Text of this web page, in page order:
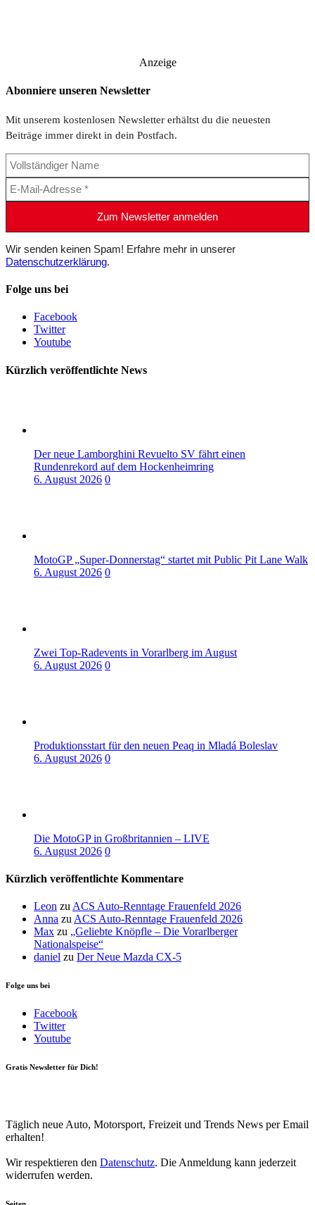
Anzeige
Abonniere unseren Newsletter
Mit unserem kostenlosen Newsletter erhältst du die neuesten
Beiträge immer direkt in dein Postfach.
Wir senden keinen Spam! Erfahre mehr in unserer
Datenschutzerklärung.
Folge uns bei
Facebook
Twitter
Youtube
Kürzlich veröffentlichte News
Der neue Lamborghini Revuelto SV fährt einen
Rundenrekord auf dem Hockenheimring
6. August 2026 0
MotoGP „Super-Donnerstag“ startet mit Public Pit Lane Walk
6. August 2026 0
Zwei Top-Radevents in Vorarlberg im August
6. August 2026 0
Produktionsstart für den neuen Peaq in Mladá Boleslav
6. August 2026 0
Die MotoGP in Großbritannien – LIVE
6. August 2026 0
Kürzlich veröffentlichte Kommentare
Leon zuACS Auto-Renntage Frauenfeld 2026
Anna zuACS Auto-Renntage Frauenfeld 2026
Max zu „Geliebte Knöpfle – Die Vorarlberger
Nationalspeise“
daniel zu Der Neue Mazda CX-5
Folge uns bei
Facebook
Twitter
Youtube
Gratis Newsletter für Dich!
Täglich neue Auto, Motorsport, Freizeit und Trends News per Email
erhalten!
Wir respektieren den Datenschutz. Die Anmeldung kann jederzeit
widerrufen werden.